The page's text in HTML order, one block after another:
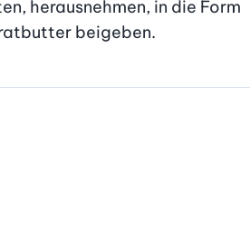
herausnehmen, in die Form
beigeben.